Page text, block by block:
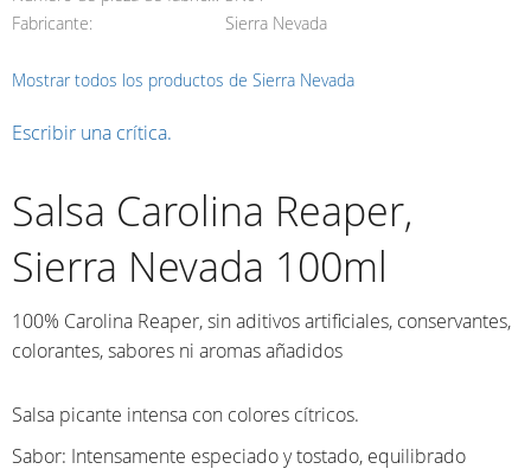
Fabricante
Sierra Nevada
Mostrar todos los productos de Sierra Nevada
Escribir una crítica.
Salsa Carolina Reaper,
Sierra Nevada 100ml
100% Carolina Reaper, sin aditivos artificiales, conservantes,
colorantes, sabores ni aromas añadidos
Salsa picante intensa con colores cítricos.
Sabor: Intensamente especiado y tostado, equilibrado